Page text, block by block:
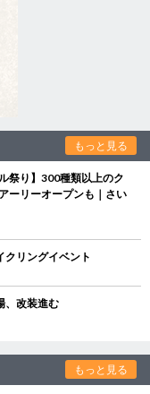
もっと見る
祭り】300種類以上のク
ーリーオープンも｜さい
リングイベント
、改装進む
もっと見る